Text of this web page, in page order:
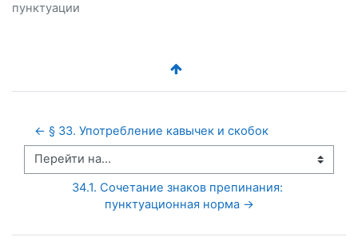
пунктуации
← § 33. Употребление кавычек и скобок
Перейти на...
34.1. Сочетание знаков препинания:
пунктуационная норма →